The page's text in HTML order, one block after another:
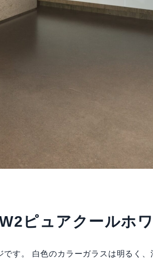
ピュアクールホ
す。 白色のカラーガラスは明るく